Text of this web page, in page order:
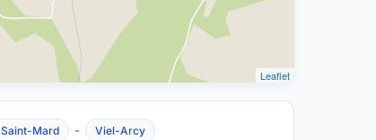
Leaflet
Saint-Mard - Viel-Arcy